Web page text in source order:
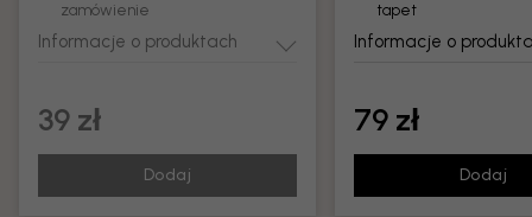
zamówienie
Informacje o produktach
39 zł
Dodaj
tapet
Informacje o
79 zł
Dodaj